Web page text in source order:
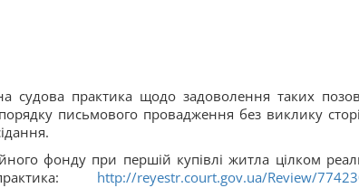
судова практика щодо задоволення таких
письмового провадження без виклику
фонду при першій купівлі житла цілком
http://reyestr.court.gov.ua/Review/